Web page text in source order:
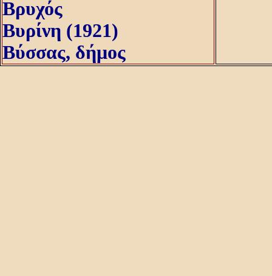
Βρυχός
Βυρίνη (1921)
Βύσσας, δήμος